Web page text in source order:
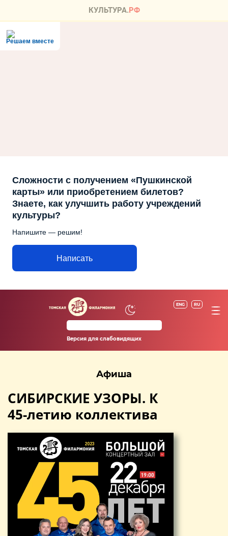
Решаем вместе
Сложности с получением «Пушкинской
карты» или приобретением билетов?
Знаете, как улучшить работу учреждений
культуры?
Напишите — решим!
Написать
ENG RU
Версия для слабовидящих
Афиша
СИБИРСКИЕ УЗОРЫ. К
45-летию коллектива